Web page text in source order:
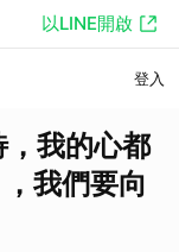
以LINE開啟
登入
我的心都
我們要向